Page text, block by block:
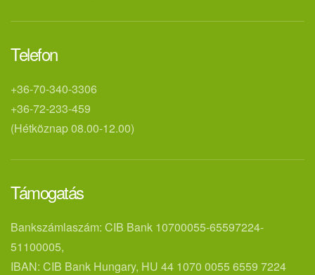
Telefon
+36-70-340-3306
+36-72-233-459
(Hétköznap 08.00-12.00)
Támogatás
Bankszámlaszám: CIB Bank 10700055-65597224-
51100005,
IBAN: CIB Bank Hungary, HU 44 1070 0055 6559 7224